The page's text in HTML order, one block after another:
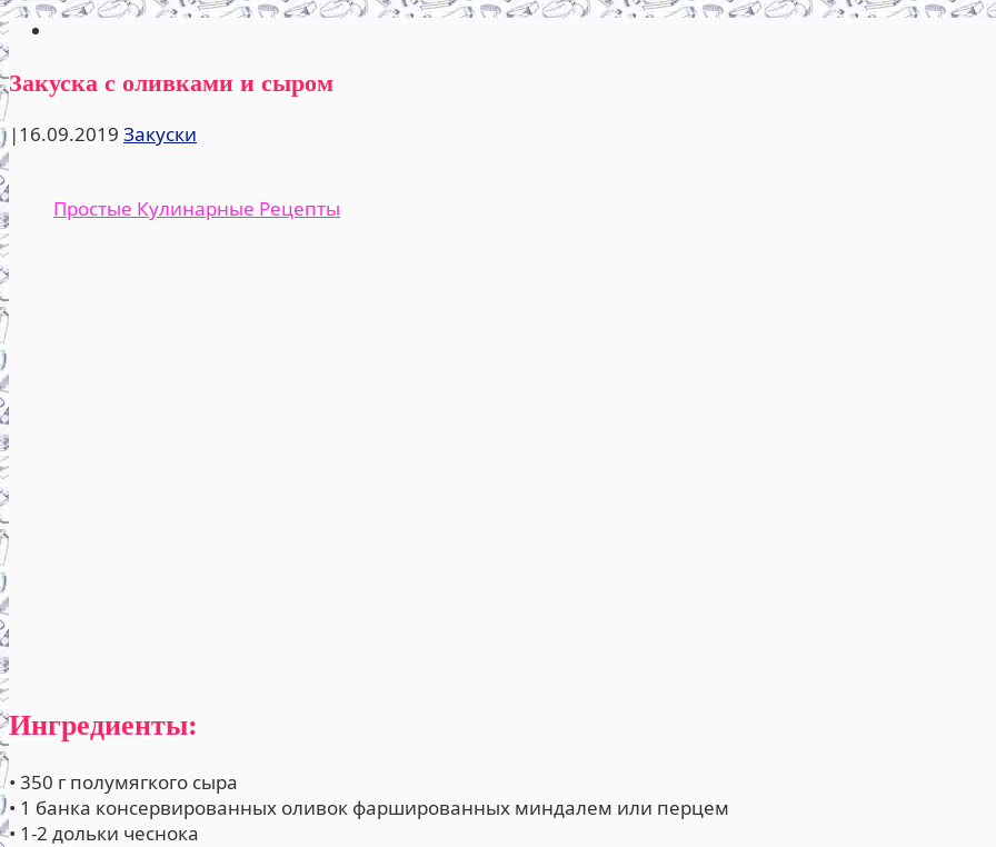
Простые Кулинарные Рецепты
Закуска с оливками и сыром
|16.09.2019 Закуски
Ингредиенты:
• 350 г полумягкого сыра
• 1 банка консервированных оливок фаршированных миндалем или перцем
• 1-2 дольки чеснока